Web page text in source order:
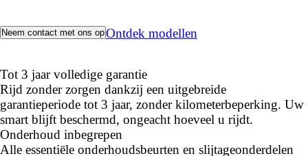
Neem contact met ons opOntdek modellen
Tot 3 jaar volledige garantie
Rijd zonder zorgen dankzij een uitgebreide
garantieperiode tot 3 jaar, zonder kilometerbeperking. Uw
smart blijft beschermd, ongeacht hoeveel u rijdt.
Onderhoud inbegrepen
Alle essentiële onderhoudsbeurten en slijtageonderdelen